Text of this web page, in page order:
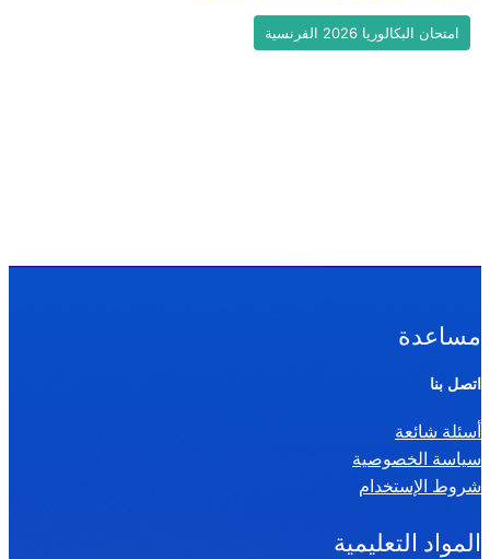
امتحان البكالوريا 2026 الفرنسية
مساعدة
اتصل بنا
أسئلة شائعة
سياسة الخصوصية
شروط الإستخدام
المواد التعليمية